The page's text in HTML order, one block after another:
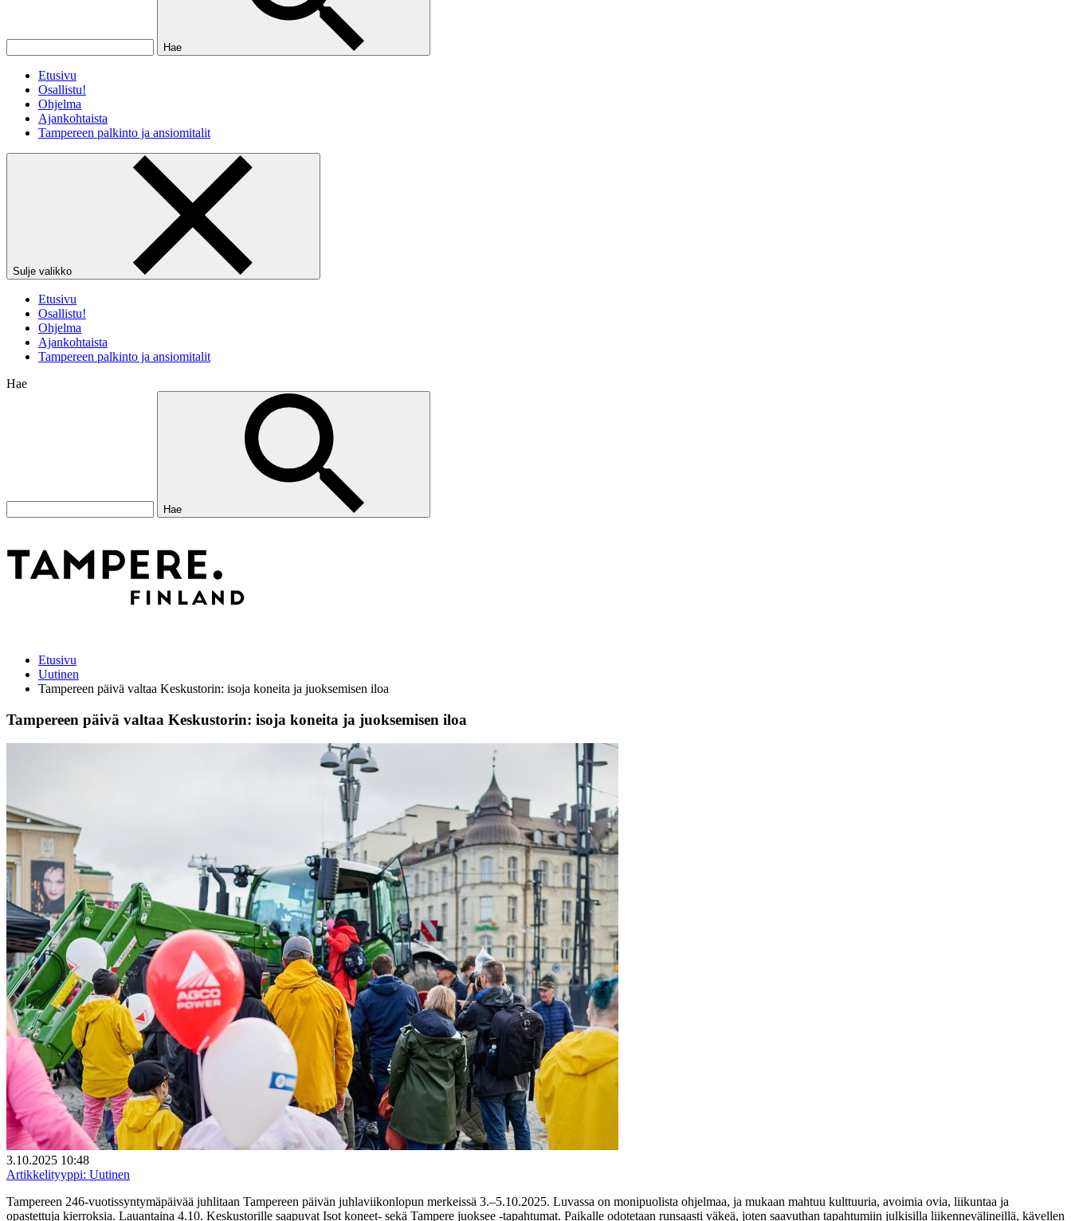
Hae
Etusivu
Osallistu!
Ohjelma
Ajankohtaista
Tampereen palkinto ja ansiomitalit
Sulje valikko
Etusivu
Osallistu!
Ohjelma
Ajankohtaista
Tampereen palkinto ja ansiomitalit
Hae
Hae
Etusivu
Uutinen
Tampereen päivä valtaa Keskustorin: isoja koneita ja juoksemisen iloa
Tampereen päivä valtaa Keskustorin: isoja koneita ja juoksemisen iloa
3.10.2025 10:48
Artikkelityyppi: Uutinen
Tampereen 246-vuotissyntymäpäivää juhlitaan Tampereen päivän juhlaviikonlopun merkeissä 3.–5.10.2025. Luvassa on monipuolista ohjelmaa, ja mukaan mahtuu kulttuuria, avoimia ovia, liikuntaa ja
opastettuja kierroksia. Lauantaina 4.10. Keskustorille saapuvat Isot koneet- sekä Tampere juoksee -tapahtumat. Paikalle odotetaan runsaasti väkeä, joten saavuthan tapahtumiin julkisilla liikennevälineillä, kävellen